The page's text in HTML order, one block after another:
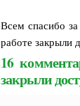
Всем спасибо
работе закрыли
16
закрыли